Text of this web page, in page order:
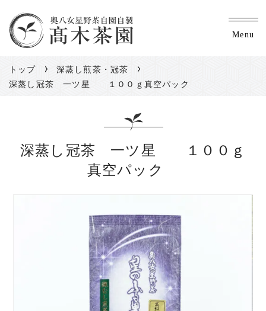
Menu
トップ
深蒸し煎茶・冠茶
深蒸し冠茶 一ツ星 １００ｇ真空パック
深蒸し冠茶 一ツ星 １００ｇ
真空パック